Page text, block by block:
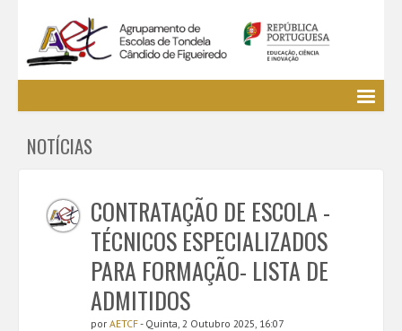
EE / Alunos
Cursos Profissionais
Bibliotecas
Media AETCF
Legislação
Utilizador não identificado. (Entrar
NOTÍCIAS
CONTRATAÇÃO DE ESCOLA -
TÉCNICOS ESPECIALIZADOS
PARA FORMAÇÃO- LISTA DE
ADMITIDOS
por AETCF- Quinta, 2 Outubro 2025, 16:07